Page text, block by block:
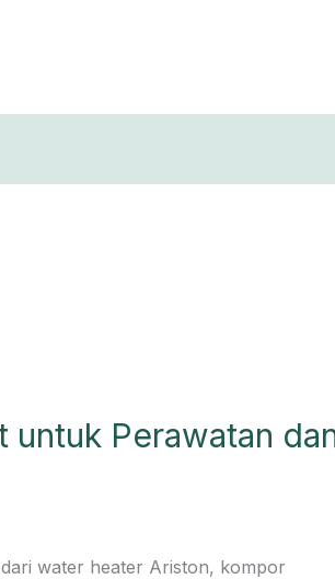
Perawatan
water heater Ariston, kompor